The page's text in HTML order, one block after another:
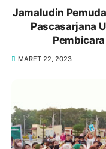
Jamaludin
Pascasarjana
MARET 22, 2023